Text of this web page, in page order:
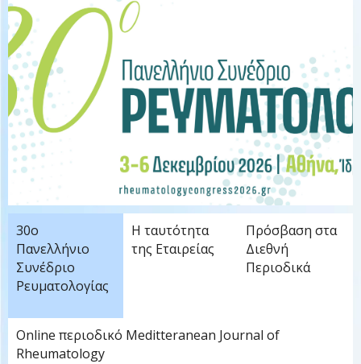
30ο
Πανελλήνιο
Συνέδριο
Ρευματολογίας
Η ταυτότητα
της Εταιρείας
Πρόσβαση στα
Διεθνή
Περιοδικά
Online περιοδικό Meditteranean Journal of
Rheumatology